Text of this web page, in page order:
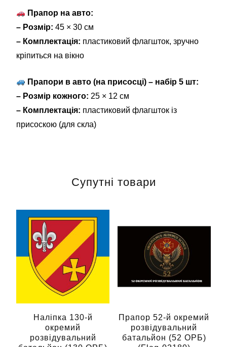
Прапор на авто:
– Розмір: 45 × 30 см
– Комплектація: пластиковий флагшток, зручно
кріпиться на вікно
Прапори в авто (на присосці) – набір 5 шт:
– Розмір кожного: 25 × 12 см
– Комплектація: пластиковий флагшток із
присоскою (для скла)
Супутні товари
Наліпка 130-й
окремий
розвідувальний
Прапор 52-й окремий
розвідувальний
батальйон (52 ОРБ)